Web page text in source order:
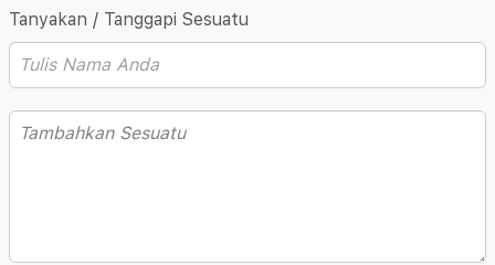
Tanyakan / Tanggapi Sesuatu